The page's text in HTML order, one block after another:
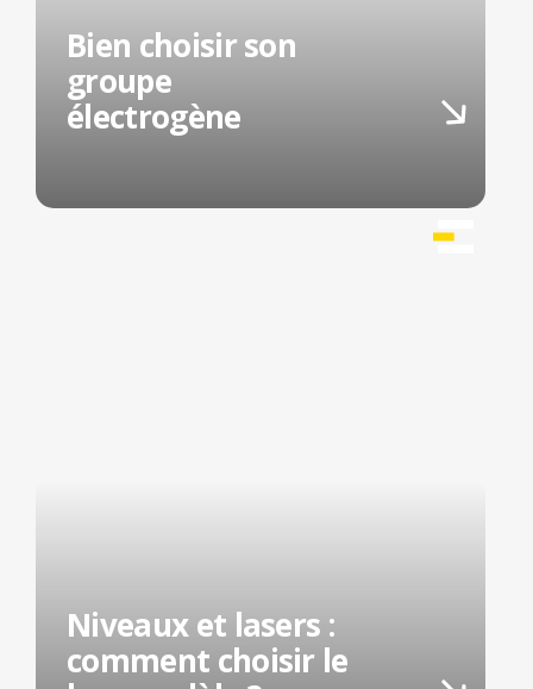
Bien choisir son
groupe
électrogène
Niveaux et lasers :
comment choisir le